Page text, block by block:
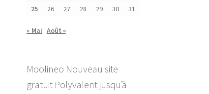
25
26 27 28 29 30 31
« Mai Août »
Moolineo Nouveau site
gratuit Polyvalent jusqu’à